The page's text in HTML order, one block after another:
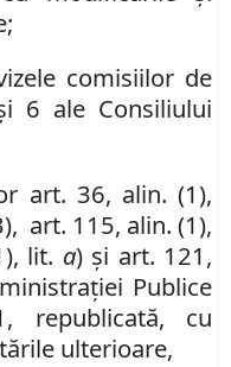
comisiilor de
6 ale Consiliului
art. 36, alin. (1),
art. 115, alin. (1),
lit. a) şi art. 121,
Publice
republicată, cu
ulterioare,